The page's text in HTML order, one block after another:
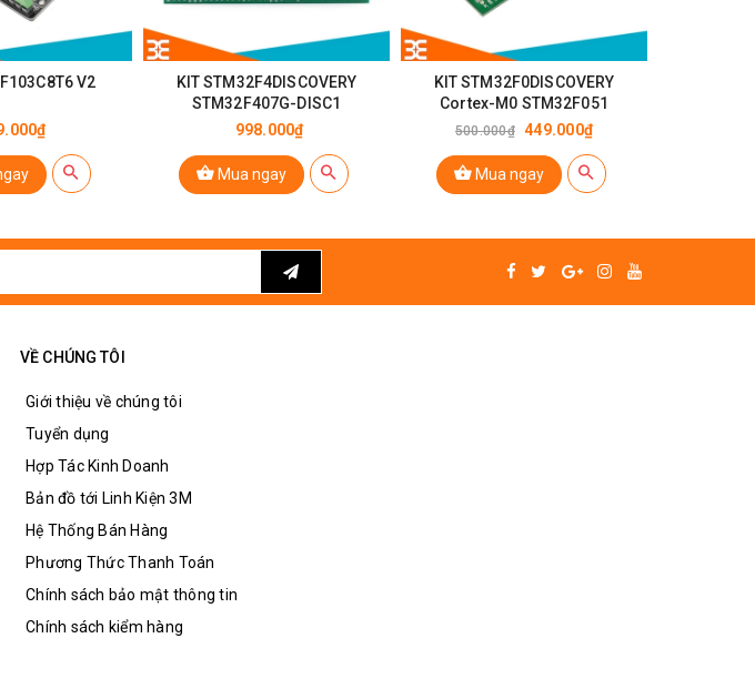
V2
KIT STM32F4DISCOVERY
STM32F407G-DISC1
998.000₫
Mua ngay
KIT STM32F0DISCOVERY
Cortex-M0 STM32F051
500.000₫ 449.000₫
Mua ngay
VỀ CHÚNG TÔI
Giới thiệu về chúng tôi
Tuyển dụng
Hợp Tác Kinh Doanh
Bản đồ tới Linh Kiện 3M
Hệ Thống Bán Hàng
Phương Thức Thanh Toán
Chính sách bảo mật thông tin
Chính sách kiểm hàng